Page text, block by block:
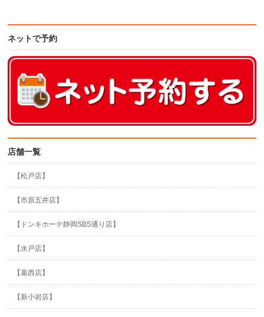
ネットで予約
店舗一覧
【松戸店】
【市原五井店】
【ドンキホーテ静岡SBS通り店】
【水戸店】
【葛西店】
【新小岩店】